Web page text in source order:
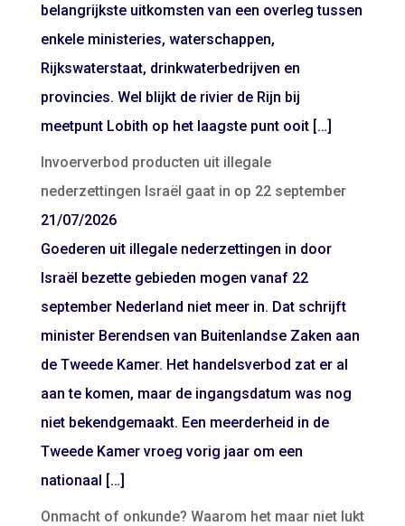
belangrijkste uitkomsten van een overleg tussen
enkele ministeries, waterschappen,
Rijkswaterstaat, drinkwaterbedrijven en
provincies. Wel blijkt de rivier de Rijn bij
meetpunt Lobith op het laagste punt ooit […]
Invoerverbod producten uit illegale
nederzettingen Israël gaat in op 22 september
21/07/2026
Goederen uit illegale nederzettingen in door
Israël bezette gebieden mogen vanaf 22
september Nederland niet meer in. Dat schrijft
minister Berendsen van Buitenlandse Zaken aan
de Tweede Kamer. Het handelsverbod zat er al
aan te komen, maar de ingangsdatum was nog
niet bekendgemaakt. Een meerderheid in de
Tweede Kamer vroeg vorig jaar om een
nationaal […]
Onmacht of onkunde? Waarom het maar niet lukt